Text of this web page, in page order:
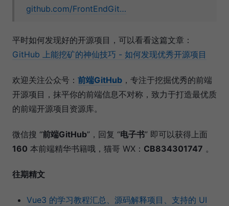
github.com/FrontEndGit…
平时如何发现好的开源项目，可以看看这篇文章：
GitHub 上能挖矿的神仙技巧 - 如何发现优秀开源项目
欢迎关注公众号： 前端GitHub ，专注于挖掘优秀的前端
开源项目，抹平你的前端信息不对称，致力于打造最优质
的前端开源项目资源库。
微信搜 “前端GitHub”，回复 “电子书” 即可以获得上面
160 本前端精华书籍哦，猫哥 WX： CB834301747 。
往期精文
Vue3 的学习教程汇总、源码解释项目、支持的 UI